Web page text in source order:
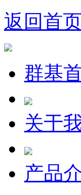
返回首
群基
关于
产品